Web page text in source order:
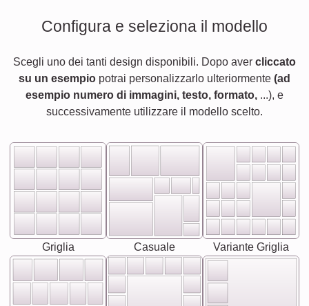
Configura e seleziona il modello
Scegli uno dei tanti design disponibili. Dopo aver cliccato
su un esempio potrai personalizzarlo ulteriormente (ad
esempio numero di immagini, testo, formato, ...), e
successivamente utilizzare il modello scelto.
Griglia Casuale Variante Griglia